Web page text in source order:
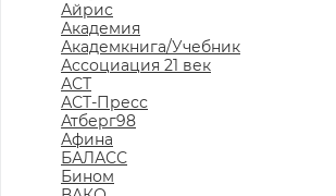
Айрис
Академия
Академкнига/Учебник
Ассоциация 21 век
АСТ
АСТ-Пресс
Атберг98
Афина
БАЛАСС
Бином